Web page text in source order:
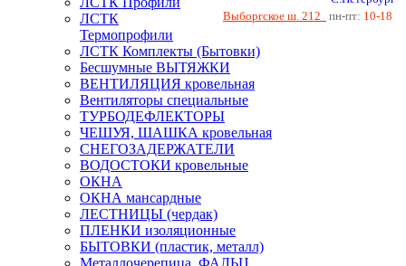
Выборгское ш. 212
пн-пт: 10-18
ЛСТК
Термопрофили
ЛСТК Комплекты (Бытовки)
Бесшумные ВЫТЯЖКИ
ВЕНТИЛЯЦИЯ кровельная
Вентиляторы специальные
ТУРБОДЕФЛЕКТОРЫ
ЧЕШУЯ, ШАШКА кровельная
СНЕГОЗАДЕРЖАТЕЛИ
ВОДОСТОКИ кровельные
ОКНА
ОКНА мансардные
ЛЕСТНИЦЫ (чердак)
ПЛЕНКИ изоляционные
БЫТОВКИ (пластик, металл)
Металлочерепица, ФАЛЬЦ